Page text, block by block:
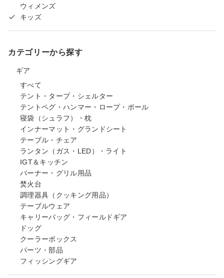
ウィメンズ
キッズ
カテゴリーから探す
ギア
すべて
テント・タープ・シェルター
テントペグ・ハンマー・ロープ・ポール
寝袋（シュラフ）・枕
インナーマット・グランドシート
テーブル・チェア
ランタン（ガス・LED）・ライト
IGT＆キッチン
バーナー・グリル用品
焚火台
調理器具（クッキング用品）
テーブルウェア
キャリーバッグ・フィールドギア
ドッグ
クーラーボックス
パーツ・部品
フィッシングギア